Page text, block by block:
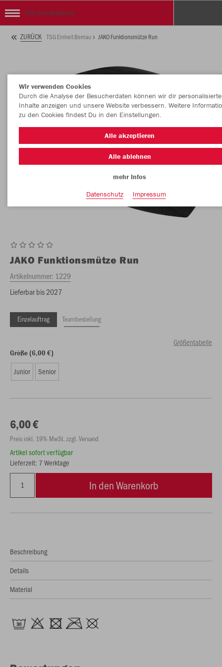
TSG Einheit Bernau
ZURÜCK TSG Einheit Bernau JAKO Funktionsmütze Run
JAKO Funktionsmütze Run
Artikelnummer: 1229
Lieferbar bis 2027
Einzelauftrag Teambestellung
Größentabelle
Größe (6,00 €)
Junior Senior
6,00 €
Preis inkl. 19% MwSt. zzgl. Versand
Artikel sofort verfügbar
Lieferzeit: 7 Werktage
In den Warenkorb
Beschreibung
Details
Material
Wir verwenden Cookies
Durch die Analyse der Besucherdaten können wir dir personalisierte
Inhalte anzeigen und unsere Website verbessern. Weitere
zu den Cookies findest Du in den Einstellungen.
Alle akzeptieren
Alle ablehnen
mehr Infos
Datenschutz
Impressum